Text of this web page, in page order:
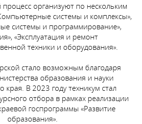
организуют по нескольким
системы и комплексы»,
системы и программирование»,
«Эксплуатация и ремонт
техники и оборудования».
стало возможным благодаря
образования и науки
края. В 2023 году техникум стал
отбора в рамках реализации
госпрограммы «Развитие
образования».